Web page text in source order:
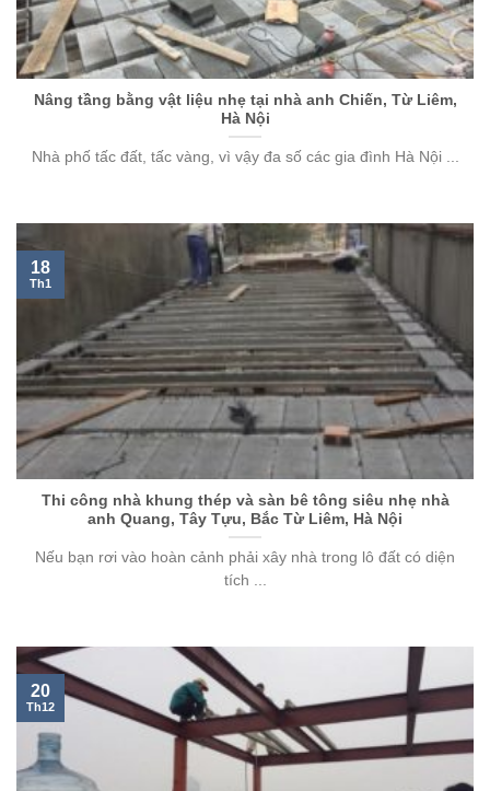
Nâng tầng bằng vật liệu nhẹ tại nhà anh Chiến, Từ Liêm,
Hà Nội
Nhà phố tấc đất, tấc vàng, vì vậy đa số các gia đình Hà Nội ...
Thi công nhà khung thép và sàn bê tông siêu nhẹ nhà
anh Quang, Tây Tựu, Bắc Từ Liêm, Hà Nội
Nếu bạn rơi vào hoàn cảnh phải xây nhà trong lô đất có diện
tích ...
18
Th1
20
Th12